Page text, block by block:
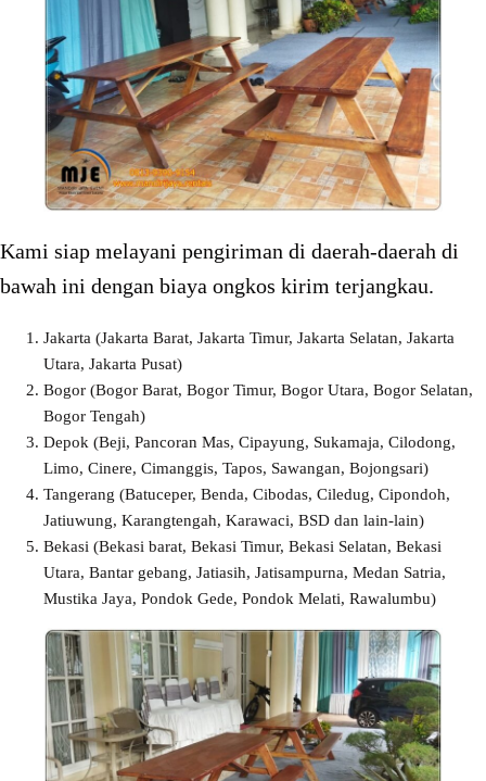
Kami siap melayani pengiriman di daerah-daerah di
bawah ini dengan biaya ongkos kirim terjangkau.
Jakarta (Jakarta Barat, Jakarta Timur, Jakarta Selatan, Jakarta
Utara, Jakarta Pusat)
Bogor (Bogor Barat, Bogor Timur, Bogor Utara, Bogor Selatan,
Bogor Tengah)
Depok (Beji, Pancoran Mas, Cipayung, Sukamaja, Cilodong,
Limo, Cinere, Cimanggis, Tapos, Sawangan, Bojongsari)
Tangerang (Batuceper, Benda, Cibodas, Ciledug, Cipondoh,
Jatiuwung, Karangtengah, Karawaci, BSD dan lain-lain)
Bekasi (Bekasi barat, Bekasi Timur, Bekasi Selatan, Bekasi
Utara, Bantar gebang, Jatiasih, Jatisampurna, Medan Satria,
Mustika Jaya, Pondok Gede, Pondok Melati, Rawalumbu)